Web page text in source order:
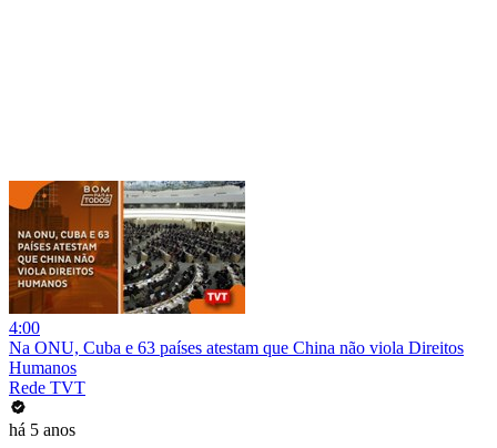
4:00
Na ONU, Cuba e 63 países atestam que China não viola Direitos
Humanos
Rede TVT
há 5 anos